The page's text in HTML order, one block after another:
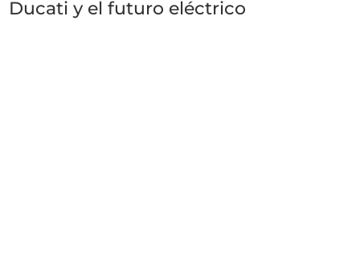
Ducati y el futuro eléctrico